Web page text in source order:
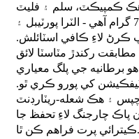
ڪمپيڪٽ، سلم ۽ فليٽ
ڊيزائن سان، ان جو وزن صرف 75 گرام آهي - الٽرا پورٽيبل ۽
ڪرڻ لاءِ ڪافي اسٽائلش.
رکندڙ مٽاسٽا لائق
برطانيه جي پلگ معياري
کي پورو ڪري ٿو.
چپس ۽ هڪ شعله-ريٽارڊنٽ
پاڪ چارجنگ لاءِ تحفظ جا
ڪيترائي پرت فراهم ڪن ٿا.